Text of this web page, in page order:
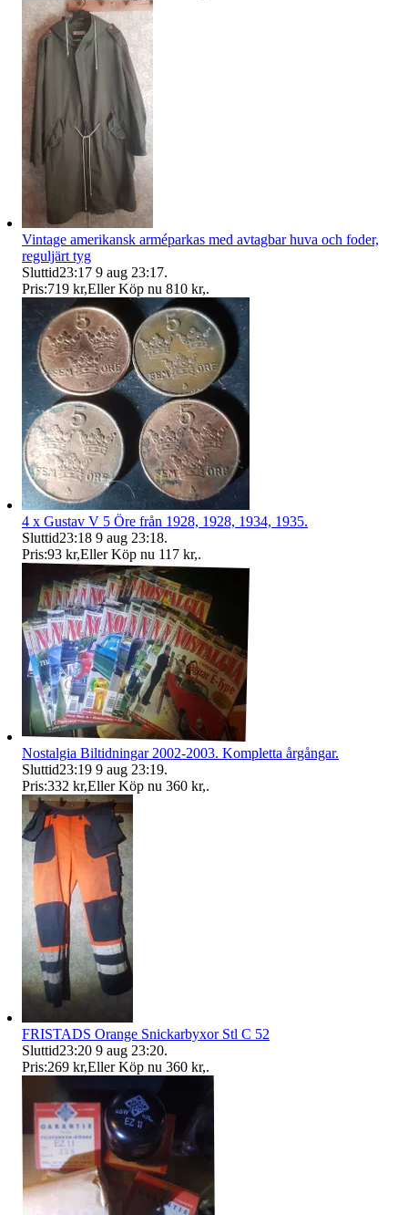
Vintage amerikansk arméparkas med avtagbar huva och foder,
reguljärt tyg
Sluttid23:17 9 aug 23:17.
Pris:719 kr,Eller Köp nu 810 kr,.
4 x Gustav V 5 Öre från 1928, 1928, 1934, 1935.
Sluttid23:18 9 aug 23:18.
Pris:93 kr,Eller Köp nu 117 kr,.
Nostalgia Biltidningar 2002-2003. Kompletta årgångar.
Sluttid23:19 9 aug 23:19.
Pris:332 kr,Eller Köp nu 360 kr,.
FRISTADS Orange Snickarbyxor Stl C 52
Sluttid23:20 9 aug 23:20.
Pris:269 kr,Eller Köp nu 360 kr,.